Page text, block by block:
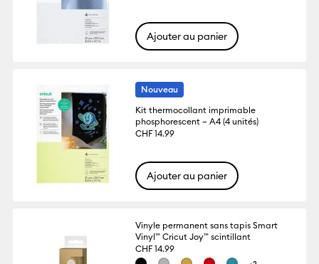
Ajouter au panier
Nouveau
Kit thermocollant imprimable
phosphorescent – A4 (4 unités)
CHF 14.99
Ajouter au panier
Vinyle permanent sans tapis Smart
Vinyl™ Cricut Joy™ scintillant
CHF 14.99